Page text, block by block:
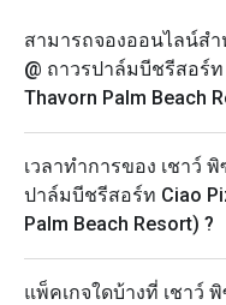
สามารถจองออนไลน์ส
@ ถาวรปาล์มบีชรีสอร์
Thavorn Palm Beach
เวลาทำการของ เชาว์
ปาล์มบีชรีสอร์ท Ciao
Palm Beach Resort) ?
แพ็คเกจใดบ้างที่ เชาว์